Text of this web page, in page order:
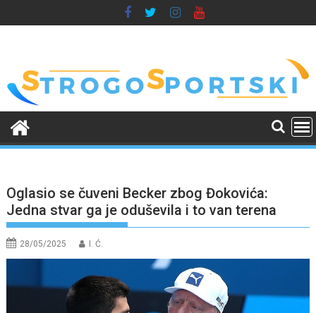
to
Oglasio se čuveni Becker zbog Đokovića:
Jedna stvar ga je oduševila i to van terena
28/05/2025 I. Ć.